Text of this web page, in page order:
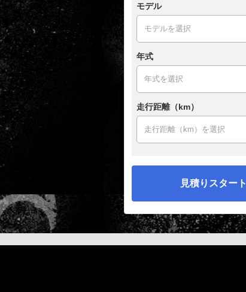
モデル
年式
走行距離（km）
見積りスタート